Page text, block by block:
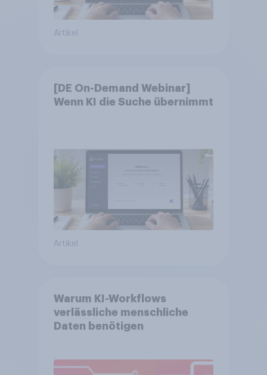
Artikel
[DE On-Demand Webinar]
Wenn KI die Suche übernimmt
Artikel
Warum KI-Workflows
verlässliche menschliche
Daten benötigen